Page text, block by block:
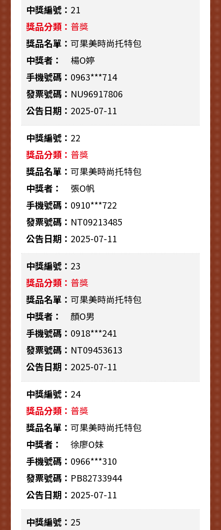
21
普獎
可果美時尚托特包
楊O婷
0963***714
NU96917806
2025-07-11
22
普獎
可果美時尚托特包
張O帆
0910***722
NT09213485
2025-07-11
23
普獎
可果美時尚托特包
顏O男
0918***241
NT09453613
2025-07-11
24
普獎
可果美時尚托特包
徐廖O妹
0966***310
PB82733944
2025-07-11
25